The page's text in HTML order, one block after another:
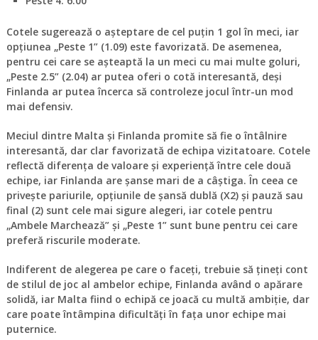
Cotele sugerează o așteptare de cel puțin 1 gol în meci, iar
opțiunea „Peste 1” (1.09) este favorizată. De asemenea,
pentru cei care se așteaptă la un meci cu mai multe goluri,
„Peste 2.5” (2.04) ar putea oferi o cotă interesantă, deși
Finlanda ar putea încerca să controleze jocul într-un mod
mai defensiv.
Meciul dintre Malta și Finlanda promite să fie o întâlnire
interesantă, dar clar favorizată de echipa vizitatoare. Cotele
reflectă diferența de valoare și experiență între cele două
echipe, iar Finlanda are șanse mari de a câștiga. În ceea ce
privește pariurile, opțiunile de șansă dublă (X2) și pauză sau
final (2) sunt cele mai sigure alegeri, iar cotele pentru
„Ambele Marchează” și „Peste 1” sunt bune pentru cei care
preferă riscurile moderate.
Indiferent de alegerea pe care o faceți, trebuie să țineți cont
de stilul de joc al ambelor echipe, Finlanda având o apărare
solidă, iar Malta fiind o echipă ce joacă cu multă ambiție, dar
care poate întâmpina dificultăți în fața unor echipe mai
puternice.